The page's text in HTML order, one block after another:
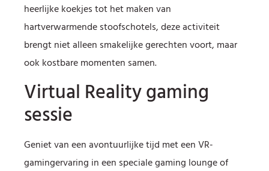
heerlijke koekjes tot het maken van
hartverwarmende stoofschotels, deze activiteit
brengt niet alleen smakelijke gerechten voort, maar
ook kostbare momenten samen.
Virtual Reality gaming
sessie
Geniet van een avontuurlijke tijd met een VR-
gamingervaring in een speciale gaming lounge of